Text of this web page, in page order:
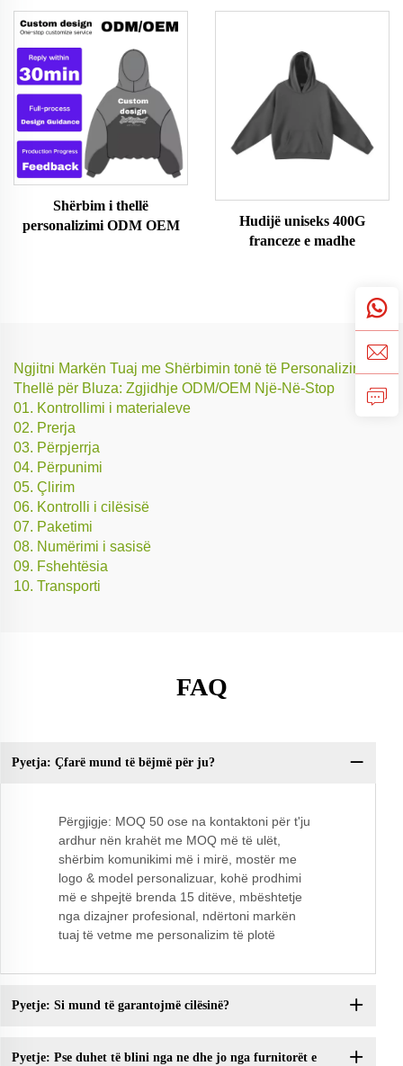
Shërbim i thellë
personalizimi ODM OEM
Hudijë uniseks 400G
franceze e madhe
Ngjitni Markën Tuaj me Shërbimin tonë të Personalizimit të
Thellë për Bluza: Zgjidhje ODM/OEM Një-Në-Stop
01. Kontrollimi i materialeve
02. Prerja
03. Përpjerrja
04. Përpunimi
05. Çlirim
06. Kontrolli i cilësisë
07. Paketimi
08. Numërimi i sasisë
09. Fshehtësia
10. Transporti
FAQ
Pyetja: Çfarë mund të bëjmë për ju?
Përgjigje: MOQ 50 ose na kontaktoni për t'ju
ardhur nën krahët me MOQ më të ulët,
shërbim komunikimi më i mirë, mostër me
logo & model personalizuar, kohë prodhimi
më e shpejtë brenda 15 ditëve, mbështetje
nga dizajner profesional, ndërtoni markën
tuaj të vetme me personalizim të plotë
Pyetje: Si mund të garantojmë cilësinë?
Pyetje: Pse duhet të blini nga ne dhe jo nga furnitorët e